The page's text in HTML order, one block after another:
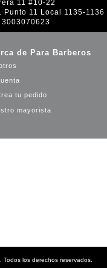
11 #10-22
Punto 11 Local 1135-1136
3003070623
de Para Barberos
tu pedido
mayorista
Todos los derechos reservados.